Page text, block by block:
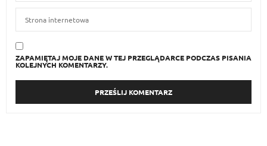
ZAPAMIĘTAJ MOJE DANE W TEJ PRZEGLĄDARCE PODCZAS PISANIA
KOLEJNYCH KOMENTARZY.